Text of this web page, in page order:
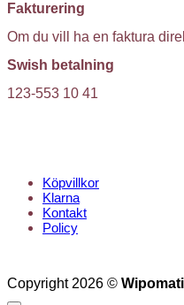
Fakturering
Om du vill ha en faktura
Swish betalning
123-553 10 41
Köpvillkor
Klarna
Kontakt
Policy
Copyright 2026 ©